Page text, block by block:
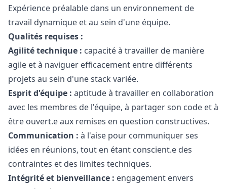
Expérience préalable dans un environnement de
travail dynamique et au sein d'une équipe.
Qualités requises :
Agilité technique : capacité à travailler de manière
agile et à naviguer efficacement entre différents
projets au sein d'une stack variée.
Esprit d'équipe : aptitude à travailler en collaboration
avec les membres de l'équipe, à partager son code et à
être ouvert.e aux remises en question constructives.
Communication : à l'aise pour communiquer ses
idées en réunions, tout en étant conscient.e des
contraintes et des limites techniques.
Intégrité et bienveillance : engagement envers